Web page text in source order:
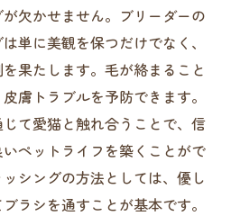
欠かせません。ブリーダーの
単に美観を保つだけでなく、
果たします。毛が絡まること
膚トラブルを予防できます。
て愛猫と触れ合うことで、信
ペットライフを築くことがで
シングの方法としては、優し
ラシを通すことが基本です。